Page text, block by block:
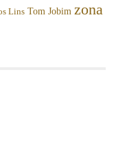
Lins Tom Jobim zona